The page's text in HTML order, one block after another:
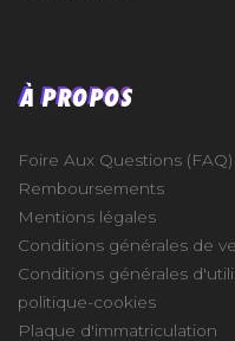
À PROPOS
Foire Aux Questions (FAQ)
Remboursements
Mentions légales
Conditions générales de
Conditions générales
politique-cookies
Plaque d'immatriculation